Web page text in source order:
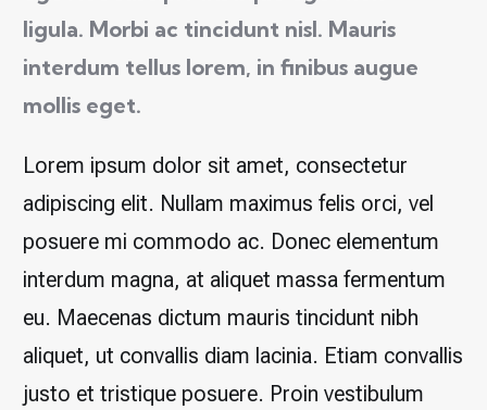
ligula. Morbi ac tincidunt nisl. Mauris
interdum tellus lorem, in finibus augue
mollis eget.
Lorem ipsum dolor sit amet, consectetur
adipiscing elit. Nullam maximus felis orci, vel
posuere mi commodo ac. Donec elementum
interdum magna, at aliquet massa fermentum
eu. Maecenas dictum mauris tincidunt nibh
aliquet, ut convallis diam lacinia. Etiam convallis
justo et tristique posuere. Proin vestibulum